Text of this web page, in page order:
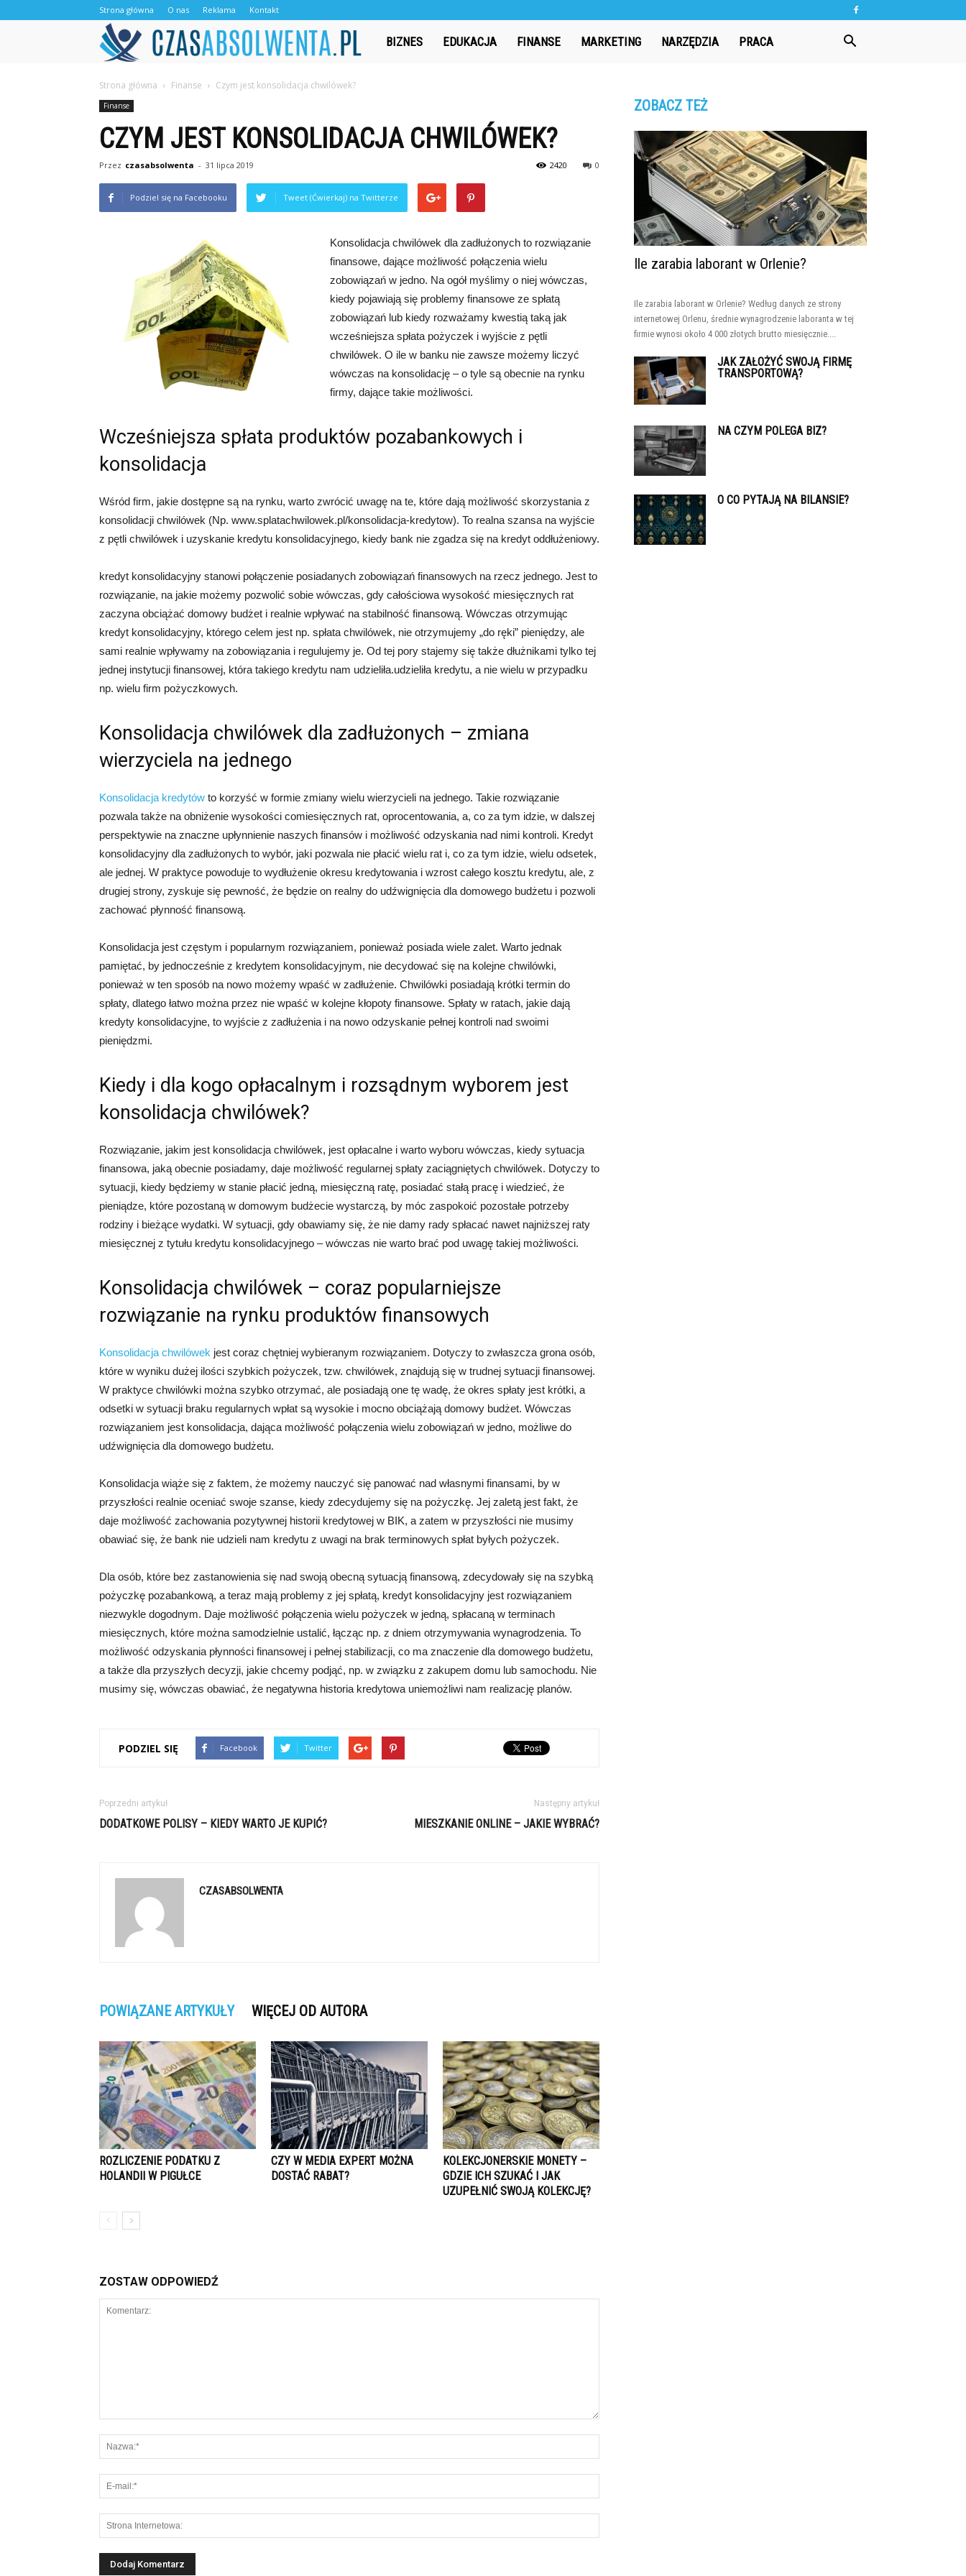
Strona główna O nas Reklama Kontakt
CzasAbsolwenta.pl
BIZNES EDUKACJA FINANSE MARKETING NARZĘDZIA PRACA
Strona główna Finanse Czym jest konsolidacja chwilówek?
Finanse
CZYM JEST KONSOLIDACJA CHWILÓWEK?
Przez czasabsolwenta - 31 lipca 2019 0
2420
Podziel się na Facebooku Tweet (Ćwierkaj) na Twitterze
Konsolidacja chwilówek dla zadłużonych to rozwiązanie
finansowe, dające możliwość połączenia wielu
zobowiązań w jedno. Na ogół myślimy o niej wówczas,
kiedy pojawiają się problemy finansowe ze spłatą
zobowiązań lub kiedy rozważamy kwestią taką jak
wcześniejsza spłata pożyczek i wyjście z pętli
chwilówek. O ile w banku nie zawsze możemy liczyć
wówczas na konsolidację – o tyle są obecnie na rynku
firmy, dające takie możliwości.
Wcześniejsza spłata produktów pozabankowych i
konsolidacja
Wśród firm, jakie dostępne są na rynku, warto zwrócić uwagę na te, które dają możliwość skorzystania z
konsolidacji chwilówek (Np. www.splatachwilowek.pl/konsolidacja-kredytow). To realna szansa na wyjście
z pętli chwilówek i uzyskanie kredytu konsolidacyjnego, kiedy bank nie zgadza się na kredyt oddłużeniowy.
kredyt konsolidacyjny stanowi połączenie posiadanych zobowiązań finansowych na rzecz jednego. Jest to
rozwiązanie, na jakie możemy pozwolić sobie wówczas, gdy całościowa wysokość miesięcznych rat
zaczyna obciążać domowy budżet i realnie wpływać na stabilność finansową. Wówczas otrzymując
kredyt konsolidacyjny, którego celem jest np. spłata chwilówek, nie otrzymujemy „do ręki” pieniędzy, ale
sami realnie wpływamy na zobowiązania i regulujemy je. Od tej pory stajemy się także dłużnikami tylko tej
jednej instytucji finansowej, która takiego kredytu nam udzieliła.udzieliła kredytu, a nie wielu w przypadku
np. wielu firm pożyczkowych.
Konsolidacja chwilówek dla zadłużonych – zmiana
wierzyciela na jednego
Konsolidacja kredytów to korzyść w formie zmiany wielu wierzycieli na jednego. Takie rozwiązanie
pozwala także na obniżenie wysokości comiesięcznych rat, oprocentowania, a, co za tym idzie, w dalszej
perspektywie na znaczne upłynnienie naszych finansów i możliwość odzyskania nad nimi kontroli. Kredyt
konsolidacyjny dla zadłużonych to wybór, jaki pozwala nie płacić wielu rat i, co za tym idzie, wielu odsetek,
ale jednej. W praktyce powoduje to wydłużenie okresu kredytowania i wzrost całego kosztu kredytu, ale, z
drugiej strony, zyskuje się pewność, że będzie on realny do udźwignięcia dla domowego budżetu i pozwoli
zachować płynność finansową.
Konsolidacja jest częstym i popularnym rozwiązaniem, ponieważ posiada wiele zalet. Warto jednak
pamiętać, by jednocześnie z kredytem konsolidacyjnym, nie decydować się na kolejne chwilówki,
ponieważ w ten sposób na nowo możemy wpaść w zadłużenie. Chwilówki posiadają krótki termin do
spłaty, dlatego łatwo można przez nie wpaść w kolejne kłopoty finansowe. Spłaty w ratach, jakie dają
kredyty konsolidacyjne, to wyjście z zadłużenia i na nowo odzyskanie pełnej kontroli nad swoimi
pieniędzmi.
Kiedy i dla kogo opłacalnym i rozsądnym wyborem jest
konsolidacja chwilówek?
Rozwiązanie, jakim jest konsolidacja chwilówek, jest opłacalne i warto wyboru wówczas, kiedy sytuacja
finansowa, jaką obecnie posiadamy, daje możliwość regularnej spłaty zaciągniętych chwilówek. Dotyczy to
sytuacji, kiedy będziemy w stanie płacić jedną, miesięczną ratę, posiadać stałą pracę i wiedzieć, że
pieniądze, które pozostaną w domowym budżecie wystarczą, by móc zaspokoić pozostałe potrzeby
rodziny i bieżące wydatki. W sytuacji, gdy obawiamy się, że nie damy rady spłacać nawet najniższej raty
miesięcznej z tytułu kredytu konsolidacyjnego – wówczas nie warto brać pod uwagę takiej możliwości.
Konsolidacja chwilówek – coraz popularniejsze
rozwiązanie na rynku produktów finansowych
Konsolidacja chwilówek jest coraz chętniej wybieranym rozwiązaniem. Dotyczy to zwłaszcza grona osób,
które w wyniku dużej ilości szybkich pożyczek, tzw. chwilówek, znajdują się w trudnej sytuacji finansowej.
W praktyce chwilówki można szybko otrzymać, ale posiadają one tę wadę, że okres spłaty jest krótki, a
odsetki w sytuacji braku regularnych wpłat są wysokie i mocno obciążają domowy budżet. Wówczas
rozwiązaniem jest konsolidacja, dająca możliwość połączenia wielu zobowiązań w jedno, możliwe do
udźwignięcia dla domowego budżetu.
Konsolidacja wiąże się z faktem, że możemy nauczyć się panować nad własnymi finansami, by w
przyszłości realnie oceniać swoje szanse, kiedy zdecydujemy się na pożyczkę. Jej zaletą jest fakt, że
daje możliwość zachowania pozytywnej historii kredytowej w BIK, a zatem w przyszłości nie musimy
obawiać się, że bank nie udzieli nam kredytu z uwagi na brak terminowych spłat byłych pożyczek.
Dla osób, które bez zastanowienia się nad swoją obecną sytuacją finansową, zdecydowały się na szybką
pożyczkę pozabankową, a teraz mają problemy z jej spłatą, kredyt konsolidacyjny jest rozwiązaniem
niezwykle dogodnym. Daje możliwość połączenia wielu pożyczek w jedną, spłacaną w terminach
miesięcznych, które można samodzielnie ustalić, łącząc np. z dniem otrzymywania wynagrodzenia. To
możliwość odzyskania płynności finansowej i pełnej stabilizacji, co ma znaczenie dla domowego budżetu,
a także dla przyszłych decyzji, jakie chcemy podjąć, np. w związku z zakupem domu lub samochodu. Nie
musimy się, wówczas obawiać, że negatywna historia kredytowa uniemożliwi nam realizację planów.
PODZIEL SIĘ Facebook Twitter
Poprzedni artykuł
DODATKOWE POLISY – KIEDY WARTO JE KUPIĆ?
Następny artykuł
MIESZKANIE ONLINE – JAKIE WYBRAĆ?
CZASABSOLWENTA
POWIĄZANE ARTYKUŁY WIĘCEJ OD AUTORA
ROZLICZENIE PODATKU Z
HOLANDII W PIGUŁCE
CZY W MEDIA EXPERT MOŻNA
DOSTAĆ RABAT?
KOLEKCJONERSKIE MONETY –
GDZIE ICH SZUKAĆ I JAK
UZUPEŁNIĆ SWOJĄ KOLEKCJĘ?
ZOSTAW ODPOWIEDŹ
ZOBACZ TEŻ
Ile zarabia laborant w Orlenie?
Ile zarabia laborant w Orlenie? Według danych ze strony
internetowej Orlenu, średnie wynagrodzenie laboranta w tej
firmie wynosi około 4 000 złotych brutto miesięcznie....
JAK ZAŁOŻYĆ SWOJĄ FIRMĘ
TRANSPORTOWĄ?
NA CZYM POLEGA BIZ?
O CO PYTAJĄ NA BILANSIE?